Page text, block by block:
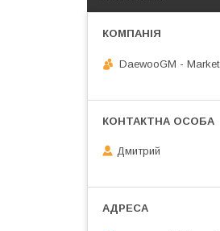
DaewooGM - Market
Дмитрий